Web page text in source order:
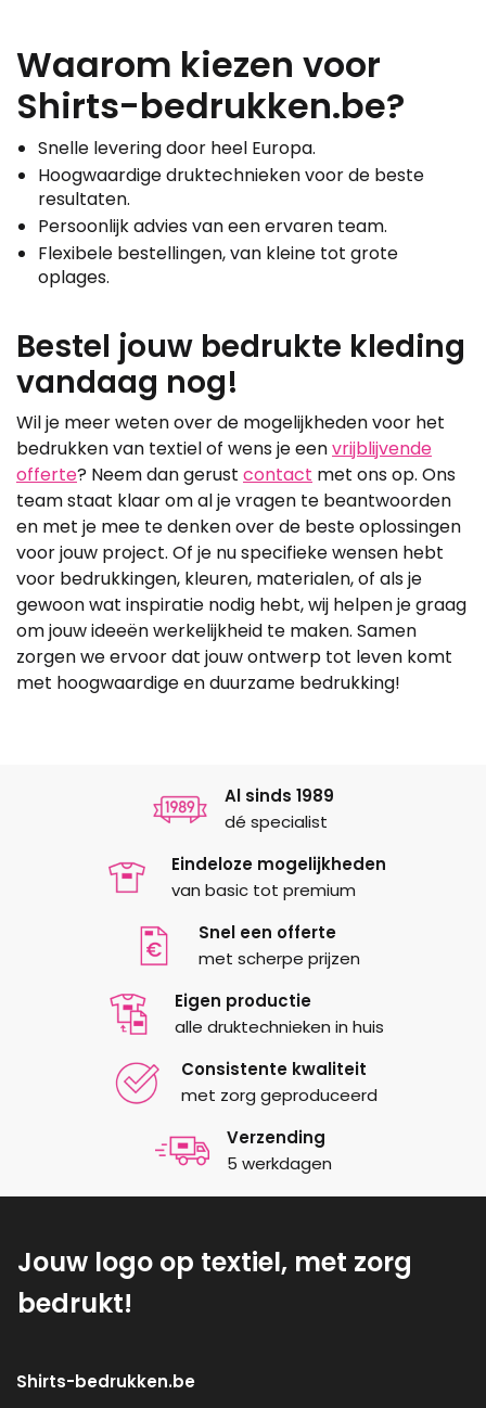
Waarom kiezen voor
Shirts-bedrukken.be?
Snelle levering door heel Europa.
Hoogwaardige druktechnieken voor de beste
resultaten.
Persoonlijk advies van een ervaren team.
Flexibele bestellingen, van kleine tot grote
oplages.
Bestel jouw bedrukte kleding
vandaag nog!
Wil je meer weten over de mogelijkheden voor het
bedrukken van textiel of wens je eenvrijblijvende
offerte? Neem dan gerust contact met ons op. Ons
team staat klaar om al je vragen te beantwoorden
en met je mee te denken over de beste oplossingen
voor jouw project. Of je nu specifieke wensen hebt
voor bedrukkingen, kleuren, materialen, of als je
gewoon wat inspiratie nodig hebt, wij helpen je graag
om jouw ideeën werkelijkheid te maken. Samen
zorgen we ervoor dat jouw ontwerp tot leven komt
met hoogwaardige en duurzame bedrukking!
Al sinds 1989
dé specialist
Eindeloze mogelijkheden
van basic tot premium
Snel een offerte
met scherpe prijzen
Eigen productie
alle druktechnieken in huis
Consistente kwaliteit
met zorg geproduceerd
Verzending
5 werkdagen
Jouw logo op textiel, met zorg
bedrukt!
Shirts-bedrukken.be